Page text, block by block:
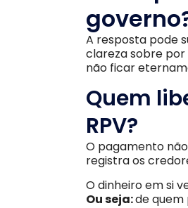
A resposta pode
clareza sobre
não ficar
Quem
RPV?
O pagamento
registra os
O dinheiro em si
Ou seja:de quem